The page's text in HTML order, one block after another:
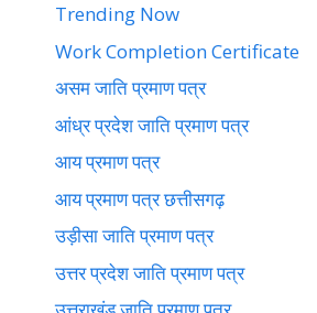
Trending Now
Work Completion Certificate
असम जाति प्रमाण पत्र
आंध्र प्रदेश जाति प्रमाण पत्र
आय प्रमाण पत्र
आय प्रमाण पत्र छत्तीसगढ़
उड़ीसा जाति प्रमाण पत्र
उत्तर प्रदेश जाति प्रमाण पत्र